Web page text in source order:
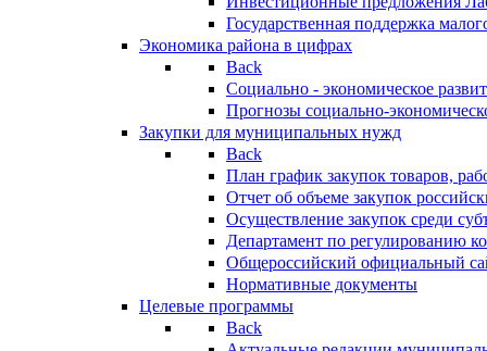
Государственная поддержка
Экономика района в цифрах
Back
Социально - экономическое
Прогнозы социально-
Закупки для муниципальных нужд
Back
План график закупок товаров,
Отчет об объеме закупок
Осуществление закупок среди
Департамент по регулированию
Общероссийский официальный
Нормативные документы
Целевые программы
Back